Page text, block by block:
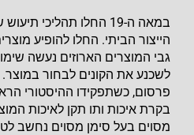
במאה ה-19 החלו תהליכי
הייצור הביתי. החלו להופיע
גבי המוצרים הארוזים נעשה
לשכנע את הקונים לבחור במוצר.
פרסום, כשתפקידו ההיסטורי
בקרת איכות ותו תקן לאיכות
מסוים בעל סימן מסוים נחשב